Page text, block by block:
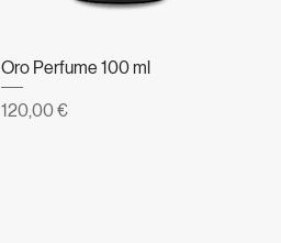
Oro Perfume 100 ml
Prezzo
120,00 €